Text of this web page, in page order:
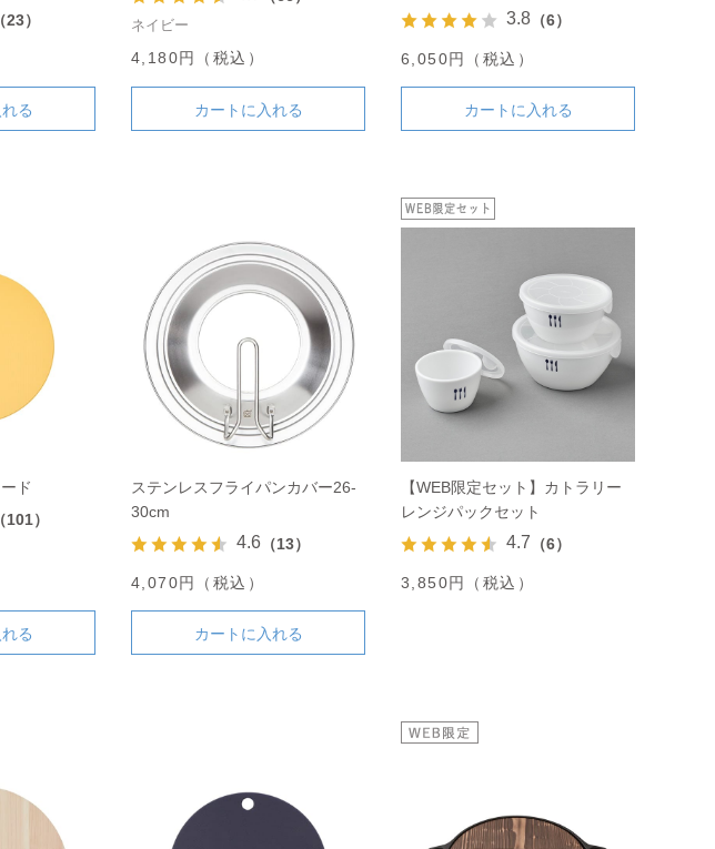
（23）
る
ネイビー
4,180円（税込）
カートに入れる
3.8 （6）
6,050円（税込）
カートに入れる
ド
（101）
る
ステンレスフライパンカバー26-
30cm
4.6 （13）
4,070円（税込）
カートに入れる
【WEB限定セット】カトラリー
レンジパックセット
4.7 （6）
3,850円（税込）